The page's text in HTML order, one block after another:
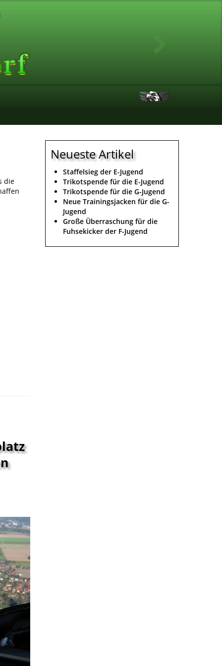
die
Neueste Artikel
Staffelsieg der E-Jugend
Trikotspende für die E-Jugend
Trikotspende für die G-Jugend
Neue Trainingsjacken für die G-
Jugend
Große Überraschung für die
Fuhsekicker der F-Jugend